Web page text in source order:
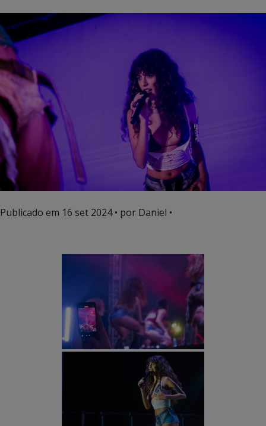
Publicado em 16 set 2024• por Daniel •